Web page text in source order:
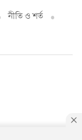
নীতি ও শর্ত